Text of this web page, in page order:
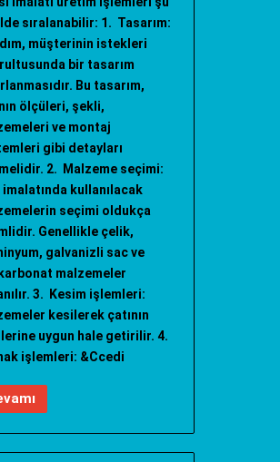
sıralanabilir: 1. Tasarım:
müşterinin istekleri
bir tasarım
Bu tasarım,
ölçüleri, şekli,
ve montaj
gibi detayları
2. Malzeme seçimi:
imalatında kullanılacak
seçimi oldukça
Genellikle çelik,
galvanizli sac ve
malzemeler
3. Kesim işlemleri:
kesilerek çatının
uygun hale getirilir. 4.
işlemleri: &Ccedi